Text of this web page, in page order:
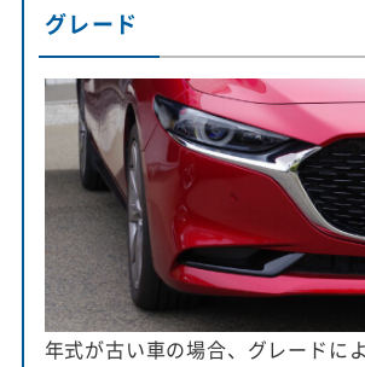
グレード
年式が古い車の場合、グレードに